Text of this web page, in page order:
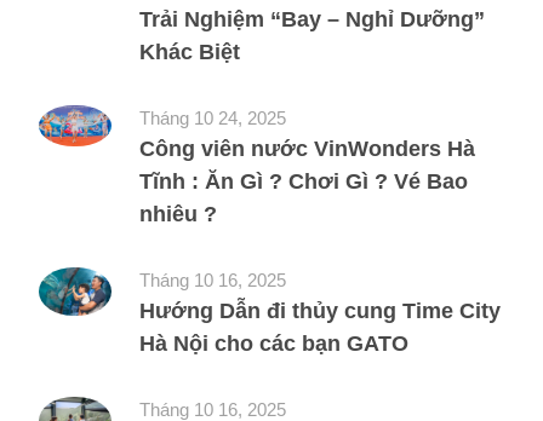
Trải Nghiệm “Bay – Nghỉ Dưỡng”
Khác Biệt
Tháng 10 24, 2025
Công viên nước VinWonders Hà
Tĩnh : Ăn Gì ? Chơi Gì ? Vé Bao
nhiêu ?
Tháng 10 16, 2025
Hướng Dẫn đi thủy cung Time City
Hà Nội cho các bạn GATO
Tháng 10 16, 2025